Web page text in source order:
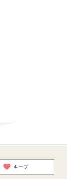
キープ